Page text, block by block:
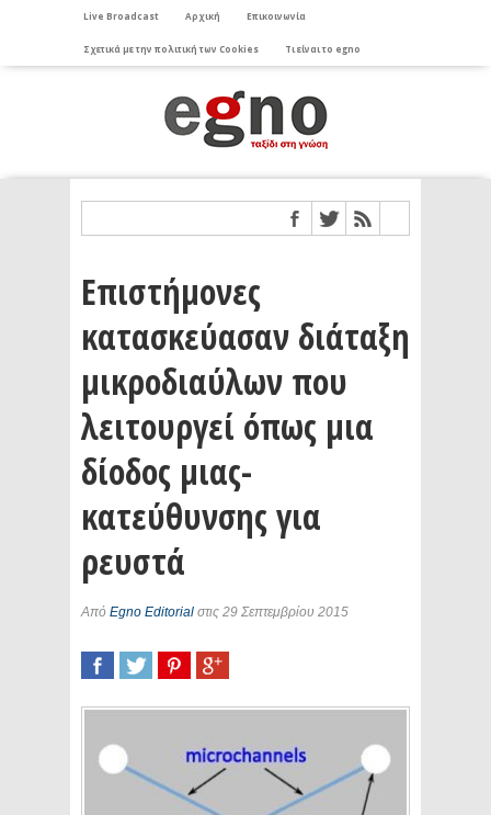
Live Broadcast Αρχική Επικοινωνία
Σχετικά με την πολιτική των Cookies Τι είναι το egno
Επιστήμονες
κατασκεύασαν διάταξη
μικροδιαύλων που
λειτουργεί όπως μια
δίοδος μιας-
κατεύθυνσης για
ρευστά
Από Egno Editorial στις 29 Σεπτεμβρίου 2015